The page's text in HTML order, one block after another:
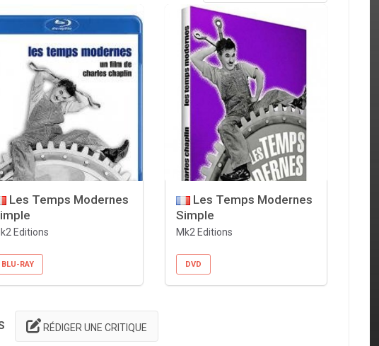
Les Temps Modernes
Editions
BLU-RAY
Les Temps Modernes
Simple
Mk2 Editions
DVD
RÉDIGER UNE CRITIQUE